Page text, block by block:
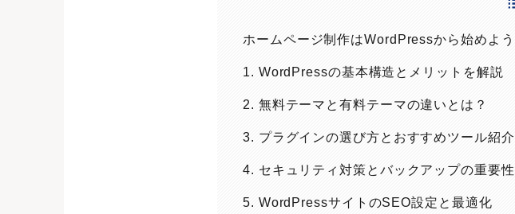
ホームページ制作はWordPressから始めよう
1. WordPressの基本構造とメリットを解説
2. 無料テーマと有料テーマの違いとは？
3. プラグインの選び方とおすすめツール紹介
4. セキュリティ対策とバックアップの重要性
5. WordPressサイトのSEO設定と最適化